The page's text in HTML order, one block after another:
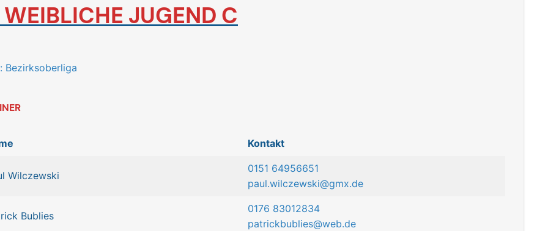
WEIBLICHE JUGEND C
Bezirksoberliga
Kontakt
Wilczewski
0151 64956651
paul.wilczewski@gmx.de
Bublies
0176 83012834
patrickbublies@web.de